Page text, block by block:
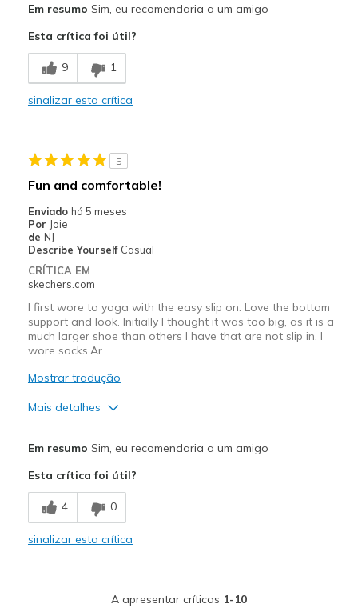
Breathe Well
Comfortable
Melhores utilizações
Width
Sizing
Feels true to size
View On Shoes
Em resumo Sim, eu recomendaria a um amigo
Esta crítica foi útil?
9 1
sinalizar esta crítica
5
Fun and comfortable!
Enviado há 5 meses
Por Joie
de NJ
Describe Yourself Casual
CRÍTICA EM
skechers.com
I first wore to yoga with the easy slip on. Love the bottom
support and look. Initially I thought it was too big, as it is a
much larger shoe than others I have that are not slip in. I
wore socks.Ar
Mostrar tradução
Mais detalhes
Breathe Well
Comfortable
Em resumo Sim, eu recomendaria a um amigo
Esta crítica foi útil?
4 0
sinalizar esta crítica
A apresentar críticas 1-10